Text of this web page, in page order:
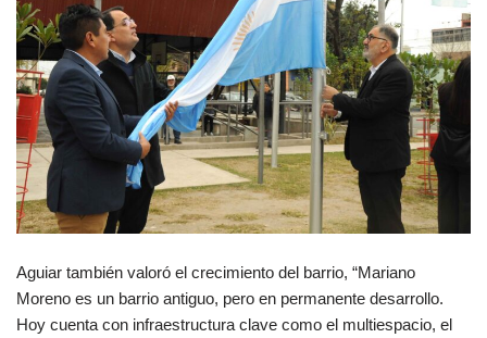
Aguiar también valoró el crecimiento del barrio, “Mariano
Moreno es un barrio antiguo, pero en permanente desarrollo.
Hoy cuenta con infraestructura clave como el multiespacio, el